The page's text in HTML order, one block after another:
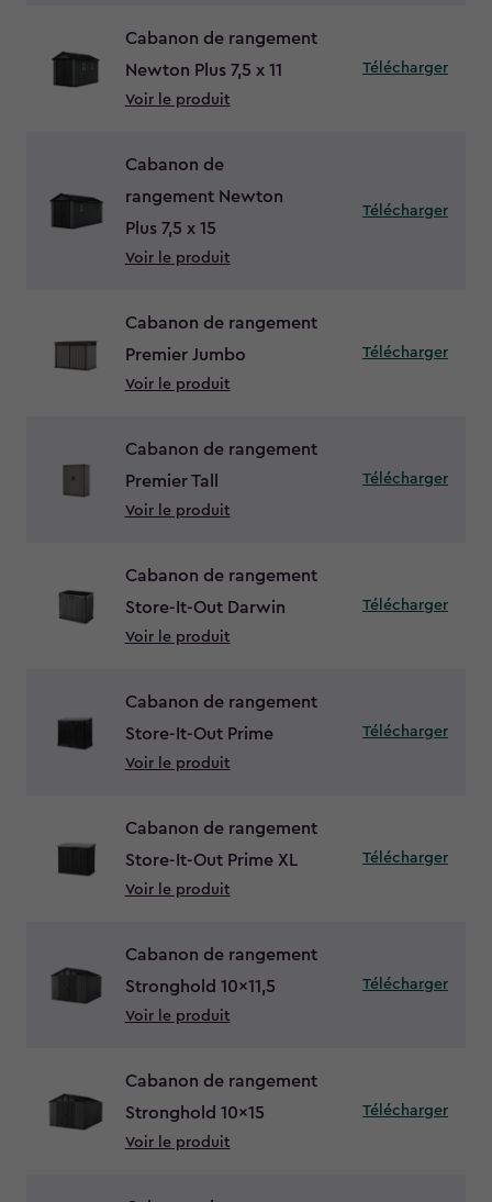
Cabanon de rangement
Newton Plus 7,5 x 11
Voir le produit
Télécharger
Cabanon de
rangement Newton
Plus 7,5 x 15
Voir le produit
Télécharger
Cabanon de rangement
Premier Jumbo
Voir le produit
Télécharger
Cabanon de rangement
Premier Tall
Voir le produit
Télécharger
Cabanon de rangement
Store-It-Out Darwin
Voir le produit
Télécharger
Cabanon de rangement
Store-It-Out Prime
Voir le produit
Télécharger
Cabanon de rangement
Store-It-Out Prime XL
Voir le produit
Télécharger
Cabanon de rangement
Stronghold 10x11,5
Voir le produit
Télécharger
Cabanon de rangement
Stronghold 10x15
Voir le produit
Télécharger